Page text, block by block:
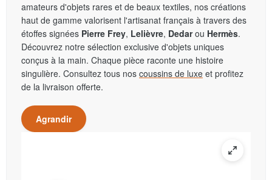
amateurs d'objets rares et de beaux textiles, nos créations
haut de gamme valorisent l'artisanat français à travers des
étoffes signées Pierre Frey, Lelièvre, Dedarou Hermès.
Découvrez notre sélection exclusive d'objets uniques
conçus à la main. Chaque pièce raconte une histoire
singulière. Consultez tous nos coussins de luxe et profitez
de la livraison offerte.
Agrandir